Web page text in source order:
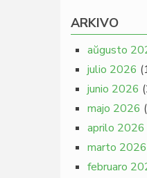
ARKIVO
aŭgusto
julio 2026
junio 2026
majo 2026
aprilo 2026
marto 2026
februaro